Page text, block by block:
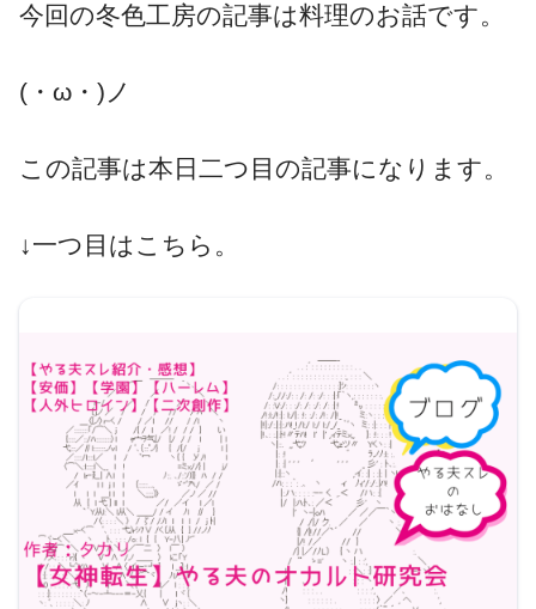
今回の冬色工房の記事は料理のお話です。
(・ω・)ノ
この記事は本日二つ目の記事になります。
↓一つ目はこちら。